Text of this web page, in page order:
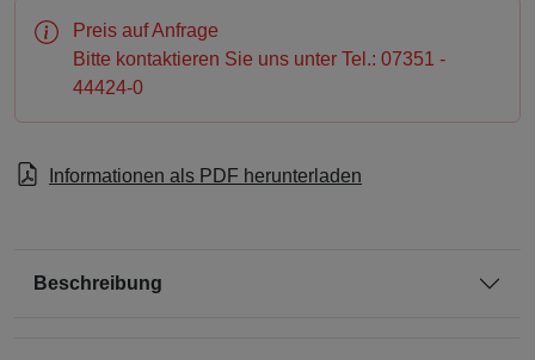
Preis auf Anfrage
Bitte kontaktieren Sie uns unter Tel.: 07351 -
44424-0
Informationen als PDF herunterladen
Beschreibung